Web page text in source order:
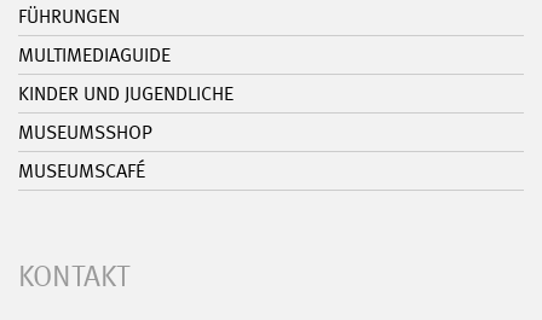
FÜHRUNGEN
MULTIMEDIAGUIDE
KINDER UND JUGENDLICHE
MUSEUMSSHOP
MUSEUMSCAFÉ
KONTAKT